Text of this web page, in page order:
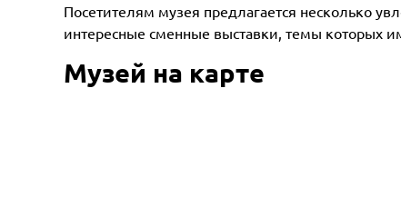
Посетителям музея предлагается несколько
интересные сменные выставки, темы которых
Музей на карте